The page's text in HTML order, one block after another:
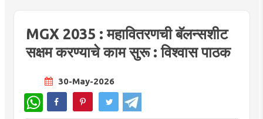
MGX 2035 : महावितरणची बॅलन्सशीट
सक्षम करण्याचे काम सुरू : विश्वास पाठक
30-May-2026
WhatsApp